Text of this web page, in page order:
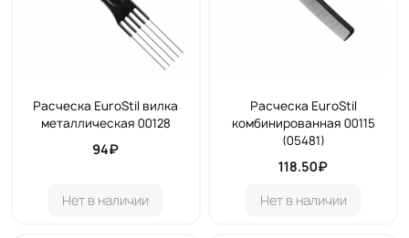
Расческа EuroStil вилка
металлическая 00128
94₽
Нет в наличии
Расческа EuroStil
комбинированная 00115
(05481)
118.50₽
Нет в наличии